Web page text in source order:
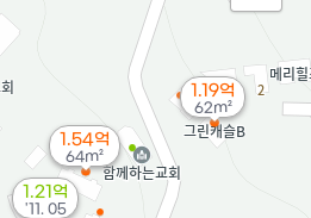
1.54억
64m²
1.19억
62m²
1.21억
'11. 05